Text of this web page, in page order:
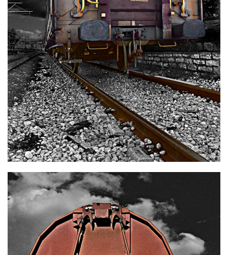
Φωτογραφία
50 x 70 cm